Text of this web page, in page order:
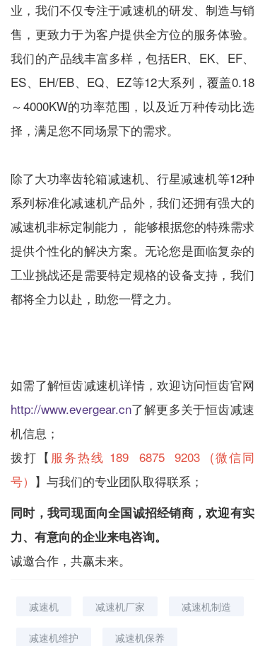
业，我们不仅专注于减速机的研发、制造与销
售，更致力于为客户提供全方位的服务体验。
我们的产品线丰富多样，包括ER、EK、EF、
ES、EH/EB、EQ、EZ等12大系列，覆盖0.18
～4000KW的功率范围，以及近万种传动比选
择，满足您不同场景下的需求。
除了大功率齿轮箱减速机、 行星减速机等12种
系列标准化减速机产品外，我们还拥有强大的
减速机非标定制能力， 能够根据您的特殊需求
提供个性化的解决方案。无论您是面临复杂的
工业挑战还是需要特定规格的设备支持，我们
都将全力以赴，助您一臂之力。
如需了解恒齿减速机详情，欢迎访问恒齿官网
http://www.evergear.cn了解更多关于恒齿减速
机信息；
拨打【 服务热线 189 6875 9203 (微信同
号） 】与我们的专业团队取得联系；
同时，我司现面向全国诚招经销商，欢迎有实
力、有意向的企业来电咨询。
诚邀合作，共赢未来。
减速机 减速机厂家 减速机制造
减速机维护 减速机保养